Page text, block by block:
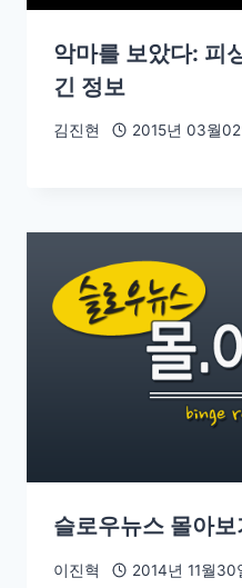
악마를 보았다: 피
긴 정보
김진현 2015년 03월
슬로우뉴스 몰아
이진혁 2014년 11월30